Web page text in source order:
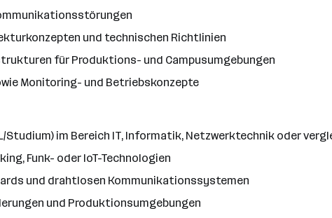
und technischen Richtlinien
für Produktions- und Campusumgebungen
Monitoring- und Betriebskonzepte
Studium) im Bereich IT, Informatik, Netzwerktechnik oder
Funk- oder IoT-Technologien
und drahtlosen Kommunikationssystemen
und Produktionsumgebungen